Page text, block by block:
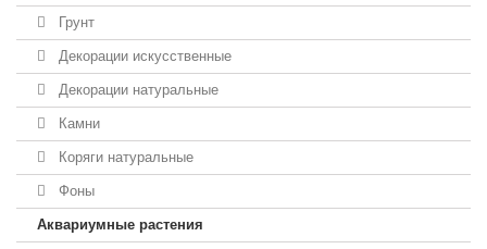
Грунт
Декорации искусственные
Декорации натуральные
Камни
Коряги натуральные
Фоны
Аквариумные растения